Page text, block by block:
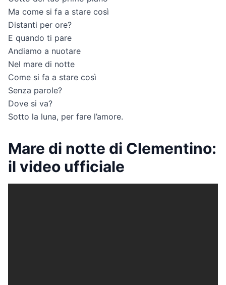
Ma come si fa a stare così
Distanti per ore?
E quando ti pare
Andiamo a nuotare
Nel mare di notte
Come si fa a stare così
Senza parole?
Dove si va?
Sotto la luna, per fare l’amore.
Mare di notte di Clementino:
il video ufficiale